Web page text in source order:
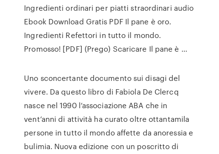
Ingredienti ordinari per piatti straordinari audio
Ebook Download Gratis PDF Il pane è oro.
Ingredienti Refettori in tutto il mondo.
Promosso! [PDF] (Prego) Scaricare Il pane è …
Uno sconcertante documento sui disagi del
vivere. Da questo libro di Fabiola De Clercq
nasce nel 1990 l’associazione ABA che in
vent’anni di attività ha curato oltre ottantamila
persone in tutto il mondo affette da anoressia e
bulimia. Nuova edizione con un poscritto di